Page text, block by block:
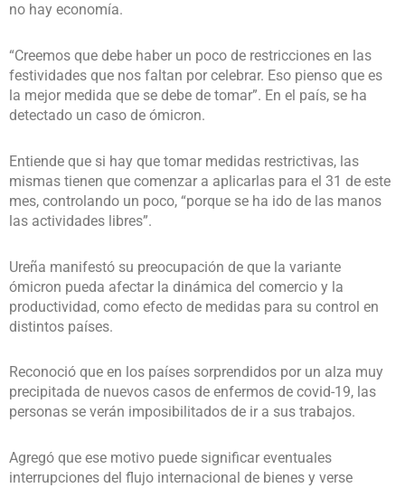
no hay economía.
“Creemos que debe haber un poco de restricciones en las
festividades que nos faltan por celebrar. Eso pienso que es
la mejor medida que se debe de tomar”. En el país, se ha
detectado un caso de ómicron.
Entiende que si hay que tomar medidas restrictivas, las
mismas tienen que comenzar a aplicarlas para el 31 de este
mes, controlando un poco, “porque se ha ido de las manos
las actividades libres”.
Ureña manifestó su preocupación de que la variante
ómicron pueda afectar la dinámica del comercio y la
productividad, como efecto de medidas para su control en
distintos países.
Reconoció que en los países sorprendidos por un alza muy
precipitada de nuevos casos de enfermos de covid-19, las
personas se verán imposibilitados de ir a sus trabajos.
Agregó que ese motivo puede significar eventuales
interrupciones del flujo internacional de bienes y verse